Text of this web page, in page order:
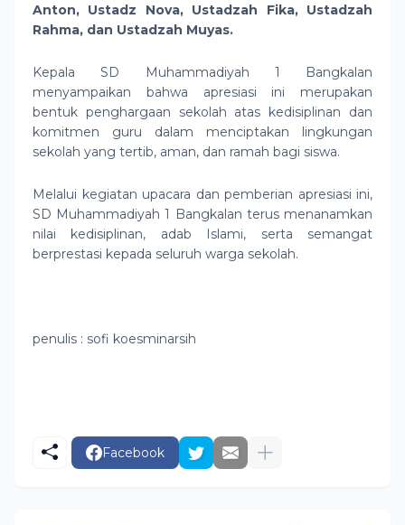
Anton, Ustadz Nova, Ustadzah Fika, Ustadzah
Rahma, dan Ustadzah Muyas.
Kepala SD Muhammadiyah 1 Bangkalan
menyampaikan bahwa apresiasi ini merupakan
bentuk penghargaan sekolah atas kedisiplinan dan
komitmen guru dalam menciptakan lingkungan
sekolah yang tertib, aman, dan ramah bagi siswa.
Melalui kegiatan upacara dan pemberian apresiasi ini,
SD Muhammadiyah 1 Bangkalan terus menanamkan
nilai kedisiplinan, adab Islami, serta semangat
berprestasi kepada seluruh warga sekolah.
penulis : sofi koesminarsih
Facebook